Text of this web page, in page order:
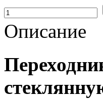
Описание